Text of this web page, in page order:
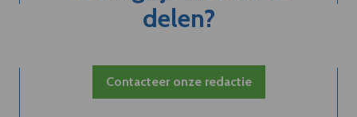
delen?
Contacteer onze redactie